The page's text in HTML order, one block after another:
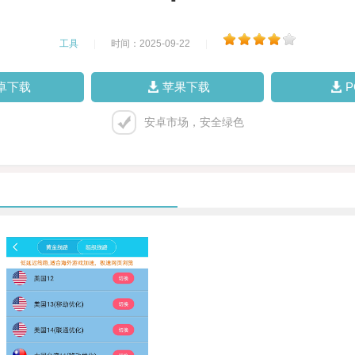
工具 时间：2025-09-22
下载 苹果下载
安卓市场，安全绿色